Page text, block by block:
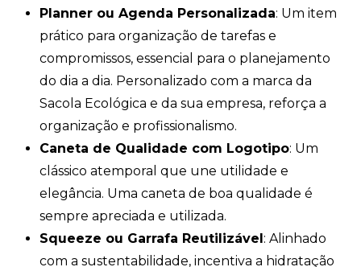
Planner ou Agenda Personalizada: Um item
prático para organização de tarefas e
compromissos, essencial para o planejamento
do dia a dia. Personalizado com a marca da
Sacola Ecológica e da sua empresa, reforça a
organização e profissionalismo.
Caneta de Qualidade com Logotipo: Um
clássico atemporal que une utilidade e
elegância. Uma caneta de boa qualidade é
sempre apreciada e utilizada.
Squeeze ou Garrafa Reutilizável : Alinhado
com a sustentabilidade, incentiva a hidratação